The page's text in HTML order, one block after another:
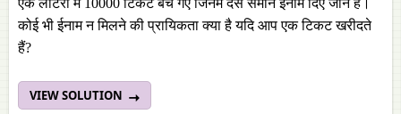
एक लाटरी में 10000 टिकट बेचे गए जिनमें दस समान इनाम दिए जाने हैं।
कोई भी ईनाम न मिलने की प्रायिकता क्या है यदि आप एक टिकट खरीदते
हैं?
VIEW SOLUTION